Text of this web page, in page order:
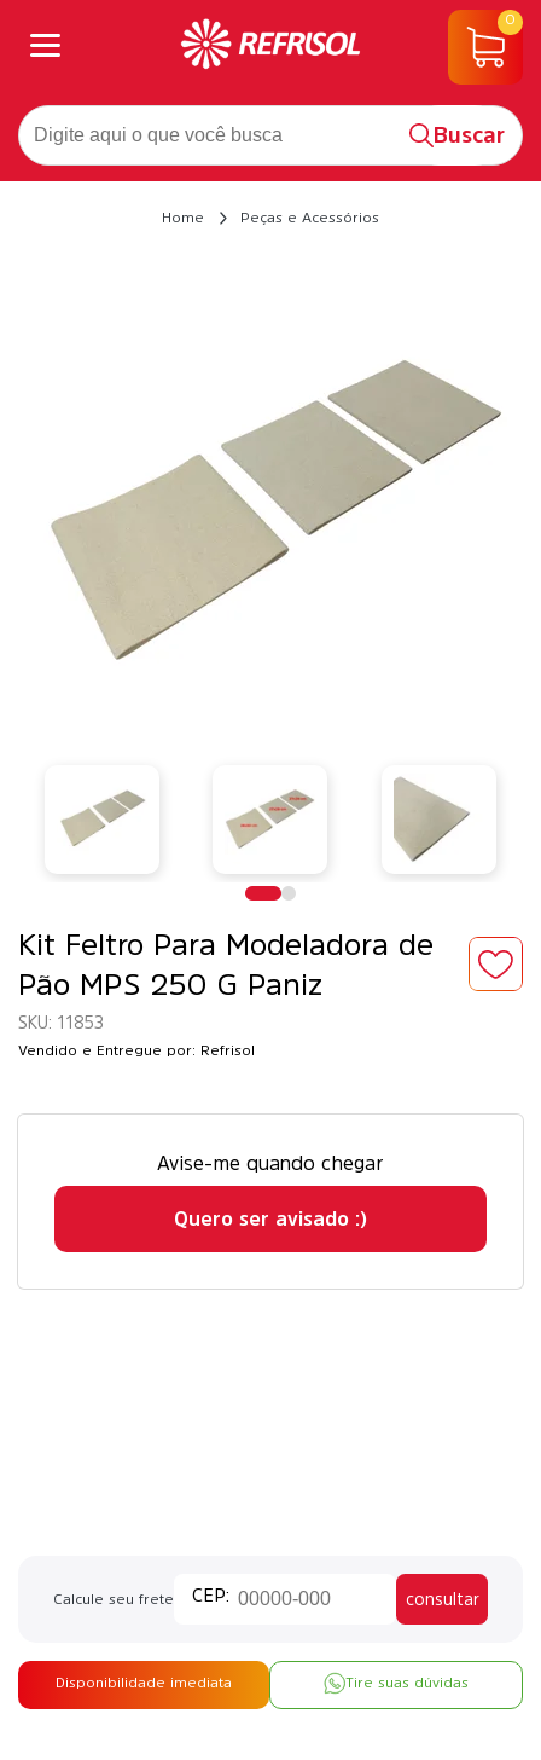
Buscar
0
Home Peças e Acessórios
Kit Feltro Para Modeladora de
Pão MPS 250 G Paniz
11853
Vendido e Entregue por: Refrisol
Avise-me quando chegar
Quero ser avisado :)
Calcule seu frete consultar
Disponibilidade imediata Tire suas dúvidas